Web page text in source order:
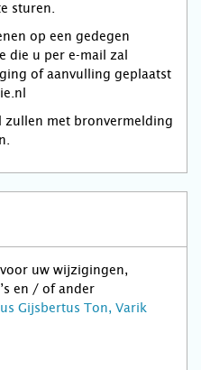
sturen.
op een gedegen
die u per e-mail zal
of aanvulling geplaatst
zullen met bronvermelding
uw wijzigingen,
en / of ander
Gijsbertus Ton, Varik